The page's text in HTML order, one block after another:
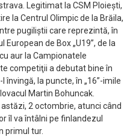
Legitimat la CSM Ploieşti,
la Centrul Olimpic de la Brăila,
pugiliştii care reprezintă, în
de Box „U19”, de la
aur la Campionatele
competiţii a debutat bine în
la puncte, în „16”-imile
Martin Bohuncak.
2 octombrie, atunci când
îl va întâlni pe finlandezul
primul tur.